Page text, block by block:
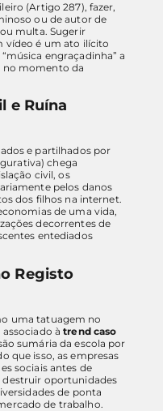
(Artigo 287), fazer,
ou de autor de
multa. Sugerir
vídeo é um ato ilícito
engraçadinha” a
no momento da
e Ruína
e partilhados por
chega
civil, os
pelos danos
dos filhos na internet.
de uma vida,
decorrentes de
entediados
Registo
uma tatuagem no
associado àtrend caso
sumária da escola por
que isso, as empresas
sociais antes de
destruir oportunidades
de ponta
de trabalho.